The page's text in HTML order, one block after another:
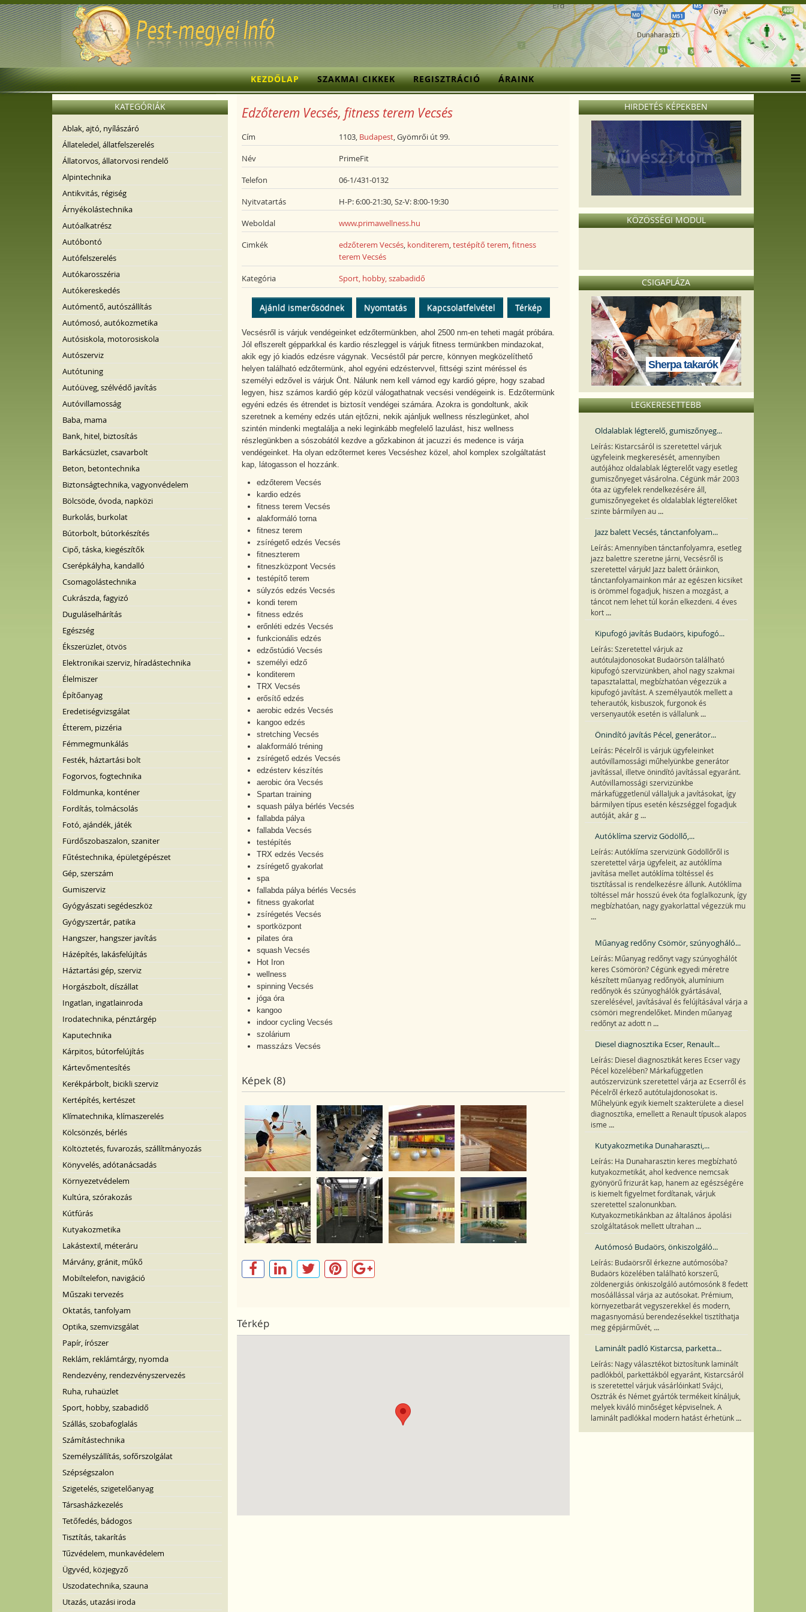
KEZDŐLAP SZAKMAI CIKKEK REGISZTRÁCIÓ ÁRAINK
KATEGÓRIÁK
Ablak, ajtó, nyílászáró
Állateledel, állatfelszerelés
Állatorvos, állatorvosi rendelő
Alpintechnika
Antikvitás, régiség
Árnyékolástechnika
Autóalkatrész
Autóbontó
Autófelszerelés
Autókarosszéria
Autókereskedés
Autómentő, autószállítás
Autómosó, autókozmetika
Autósiskola, motorosiskola
Autószerviz
Autótuning
Autóüveg, szélvédő javítás
Autóvillamosság
Baba, mama
Bank, hitel, biztosítás
Barkácsüzlet, csavarbolt
Beton, betontechnika
Biztonságtechnika, vagyonvédelem
Bölcsöde, óvoda, napközi
Burkolás, burkolat
Bútorbolt, bútorkészítés
Cipő, táska, kiegészítők
Cserépkályha, kandalló
Csomagolástechnika
Cukrászda, fagyizó
Duguláselhárítás
Egészség
Ékszerüzlet, ötvös
Elektronikai szerviz, híradástechnika
Élelmiszer
Építőanyag
Eredetiségvizsgálat
Étterem, pizzéria
Fémmegmunkálás
Festék, háztartási bolt
Fogorvos, fogtechnika
Földmunka, konténer
Fordítás, tolmácsolás
Fotó, ajándék, játék
Fürdőszobaszalon, szaniter
Fűtéstechnika, épületgépészet
Gép, szerszám
Gumiszerviz
Gyógyászati segédeszköz
Gyógyszertár, patika
Hangszer, hangszer javítás
Házépítés, lakásfelújítás
Háztartási gép, szerviz
Horgászbolt, díszállat
Ingatlan, ingatlainroda
Irodatechnika, pénztárgép
Kaputechnika
Kárpitos, bútorfelújítás
Kártevőmentesítés
Kerékpárbolt, bicikli szerviz
Kertépítés, kertészet
Klímatechnika, klímaszerelés
Kölcsönzés, bérlés
Költöztetés, fuvarozás, szállítmányozás
Könyvelés, adótanácsadás
Környezetvédelem
Kultúra, szórakozás
Kútfúrás
Kutyakozmetika
Lakástextil, méteráru
Márvány, gránit, műkő
Mobiltelefon, navigáció
Műszaki tervezés
Oktatás, tanfolyam
Optika, szemvizsgálat
Papír, írószer
Reklám, reklámtárgy, nyomda
Rendezvény, rendezvényszervezés
Ruha, ruhaüzlet
Sport, hobby, szabadidő
Szállás, szobafoglalás
Számítástechnika
Személyszállítás, sofőrszolgálat
Szépségszalon
Szigetelés, szigetelőanyag
Társasházkezelés
Tetőfedés, bádogos
Tisztítás, takarítás
Tűzvédelem, munkavédelem
Ügyvéd, közjegyző
Uszodatechnika, szauna
Utazás, utazási iroda
Edzőterem Vecsés, fitness terem Vecsés
Cím 1103, Budapest, Gyömrői út 99.
Név PrimeFit
Telefon 06-1/431-0132
Nyitvatartás H-P: 6:00-21:30, Sz-V: 8:00-19:30
Weboldal www.primawellness.hu
Cimkék edzőterem Vecsés, konditerem,testépítő terem,fitness
terem Vecsés
Kategória Sport, hobby, szabadidő
Ajánld ismerősödnek Nyomtatás Kapcsolatfelvétel Térkép
Vecsésről is várjuk vendégeinket edzőtermünkben, ahol 2500 nm-en teheti magát próbára.
Jól eflszerelt gépparkkal és kardio részleggel is várjuk fitness termünkben mindazokat,
akik egy jó kiadós edzésre vágynak. Vecséstől pár percre, könnyen megközelíthető
helyen található edzőtermünk, ahol egyéni edzéstervvel, fittségi szint méréssel és
személyi edzővel is várjuk Önt. Nálunk nem kell várnod egy kardió gépre, hogy szabad
legyen, hisz számos kardió gép közül válogathatnak vecsési vendégeink is. Edzőtermünk
egyéni edzés és étrendet is biztosít vendégei számára. Azokra is gondoltunk, akik
szeretnek a kemény edzés után ejtőzni, nekik ajánljuk wellness részlegünket, ahol
szintén mindenki megtalálja a neki leginkább megfelelő lazulást, hisz wellness
részlegünkben a sószobától kezdve a gőzkabinon át jacuzzi és medence is várja
vendégeinket. Ha olyan edzőtermet keres Vecséshez közel, ahol komplex szolgáltatást
kap, látogasson el hozzánk.
edzőterem Vecsés
kardio edzés
fitness terem Vecsés
alakformáló torna
fitnesz terem
zsírégető edzés Vecsés
fitneszterem
fitneszközpont Vecsés
testépítő terem
súlyzós edzés Vecsés
kondi terem
fitness edzés
erőnléti edzés Vecsés
funkcionális edzés
edzőstúdió Vecsés
személyi edző
konditerem
TRX Vecsés
erősítő edzés
aerobic edzés Vecsés
kangoo edzés
stretching Vecsés
alakformáló tréning
zsírégető edzés Vecsés
edzésterv készítés
aerobic óra Vecsés
Spartan training
squash pálya bérlés Vecsés
fallabda pálya
fallabda Vecsés
testépítés
TRX edzés Vecsés
zsírégető gyakorlat
spa
fallabda pálya bérlés Vecsés
fitness gyakorlat
zsírégetés Vecsés
sportközpont
pilates óra
squash Vecsés
Hot Iron
wellness
spinning Vecsés
jóga óra
kangoo
indoor cycling Vecsés
szolárium
masszázs Vecsés
Képek (8)
Térkép
HIRDETÉS KÉPEKBEN
KÖZÖSSÉGI MODUL
CSIGAPLÁZA
Sherpa takarók
LEGKERESETTEBB
Oldalablak légterelő, gumiszőnyeg...
Leírás: Kistarcsáról is szeretettel várjuk
ügyfeleink megkeresését, amennyiben
autójához oldalablak légterelőt vagy esetleg
gumiszőnyeget vásárolna. Cégünk már 2003
óta az ügyfelek rendelkezésére áll,
gumiszőnyegeket és oldalablak légterelőket
szinte bármilyen au ...
Jazz balett Vecsés, tánctanfolyam...
Leírás: Amennyiben tánctanfolyamra, esetleg
jazz balettre szeretne járni, Vecsésről is
szeretettel várjuk! Jazz balett óráinkon,
tánctanfolyamainkon már az egészen kicsiket
is örömmel fogadjuk, hiszen a mozgást, a
táncot nem lehet túl korán elkezdeni. 4 éves
kort ...
Kipufogó javítás Budaörs, kipufogó...
Leírás: Szeretettel várjuk az
autótulajdonosokat Budaörsön található
kipufogó szervizünkben, ahol nagy szakmai
tapasztalattal, megbízhatóan végezzük a
kipufogó javítást. A személyautók mellett a
teherautók, kisbuszok, furgonok és
versenyautók esetén is vállalunk ...
Önindító javítás Pécel, generátor...
Leírás: Pécelről is várjuk ügyfeleinket
autóvillamossági műhelyünkbe generátor
javítással, illetve önindító javítással egyaránt.
Autóvillamossági szervizünkbe
márkafüggetlenül vállaljuk a javításokat, így
bármilyen típus esetén készséggel fogadjuk
autóját, akár g ...
Autóklíma szerviz Gödöllő,...
Leírás: Autóklíma szervizünk Gödöllőről is
szeretettel várja ügyfeleit, az autóklíma
javítása mellet autóklíma töltéssel és
tisztítással is rendelkezésre állunk. Autóklíma
töltéssel már hosszú évek óta foglalkozunk, így
megbízhatóan, nagy gyakorlattal végezzük mu
...
Műanyag redőny Csömör, szúnyogháló...
Leírás: Műanyag redőnyt vagy szúnyoghálót
keres Csömörön? Cégünk egyedi méretre
készített műanyag redőnyök, alumínium
redőnyök és szúnyoghálók gyártásával,
szerelésével, javításával és felújításával várja a
csömöri megrendelőket. Minden műanyag
redőnyt az adott n ...
Diesel diagnosztika Ecser, Renault...
Leírás: Diesel diagnosztikát keres Ecser vagy
Pécel közelében? Márkafüggetlen
autószervizünk szeretettel várja az Ecserről és
Pécelről érkező autótulajdonosokat is.
Műhelyünk egyik kiemelt szakterülete a diesel
diagnosztika, emellett a Renault típusok alapos
isme ...
Kutyakozmetika Dunaharaszti,...
Leírás: Ha Dunaharasztin keres megbízható
kutyakozmetikát, ahol kedvence nemcsak
gyönyörű frizurát kap, hanem az egészségére
is kiemelt figyelmet fordítanak, várjuk
szeretettel szalonunkban.
Kutyakozmetikánkban az általános ápolási
szolgáltatások mellett ultrahan ...
Autómosó Budaörs, önkiszolgáló...
Leírás: Budaörsről érkezne autómosóba?
Budaörs közelében található korszerű,
zöldenergiás önkiszolgáló autómosónk 8 fedett
mosóállással várja az autósokat. Prémium,
környezetbarát vegyszerekkel és modern,
magasnyomású berendezésekkel tisztíthatja
meg gépjárművét, ...
Laminált padló Kistarcsa, parketta...
Leírás: Nagy választékot biztosítunk laminált
padlókból, parkettákból egyaránt, Kistarcsáról
is szeretettel várjuk vásárlóinkat! Svájci,
Osztrák és Német gyártók termékeit kínáljuk,
melyek kiváló minőséget képviselnek. A
laminált padlókkal modern hatást érhetünk ...